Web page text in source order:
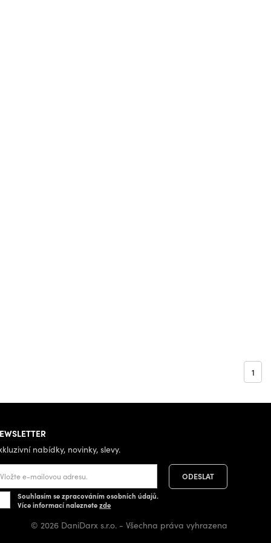
1
nabídky, novinky, slevy.
Souhlasím se zpracováním osobních údajů.
Více informací naleznetezde
© 2026 DaniDarx s.r.o. - Všechna práva vyhrazena